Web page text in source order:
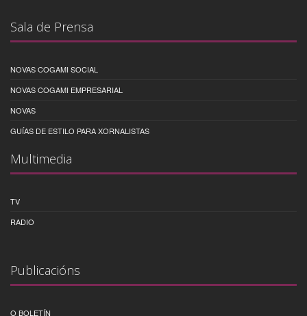
Sala de Prensa
NOVAS COGAMI SOCIAL
NOVAS COGAMI EMPRESARIAL
NOVAS
GUÍAS DE ESTILO PARA XORNALISTAS
Multimedia
TV
RADIO
Publicacións
O BOLETÍN